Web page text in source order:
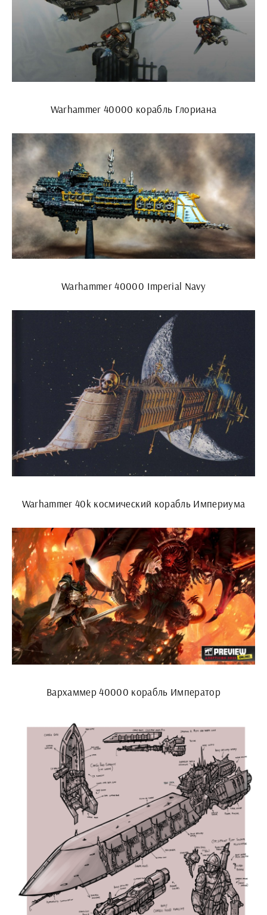
Warhammer 40000 корабль Глориана
Warhammer 40000 Imperial Navy
Warhammer 40k космический корабль Империума
Вархаммер 40000 корабль Император